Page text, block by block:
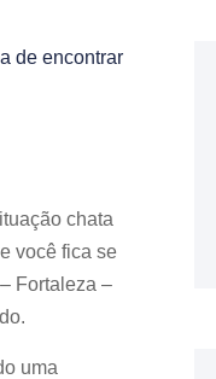
chata
você fica se
Fortaleza –
uma